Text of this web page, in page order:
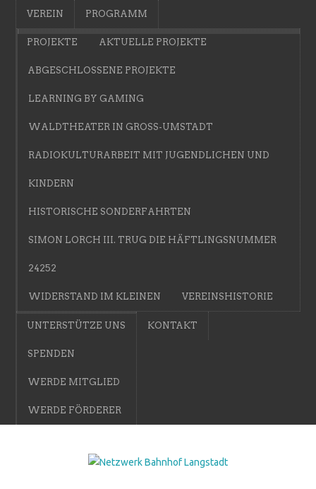
VEREIN PROGRAMM
PROJEKTE AKTUELLE PROJEKTE
ABGESCHLOSSENE PROJEKTE
LEARNING BY GAMING
WALDTHEATER IN GROSS-UMSTADT
RADIOKULTURARBEIT MIT JUGENDLICHEN UND
KINDERN
HISTORISCHE SONDERFAHRTEN
SIMON LORCH III. TRUG DIE HÄFTLINGSNUMMER
24252
WIDERSTAND IM KLEINEN VEREINSHISTORIE
UNTERSTÜTZE UNS
SPENDEN
WERDE MITGLIED
WERDE FÖRDERER
KONTAKT